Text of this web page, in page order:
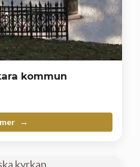
kommun